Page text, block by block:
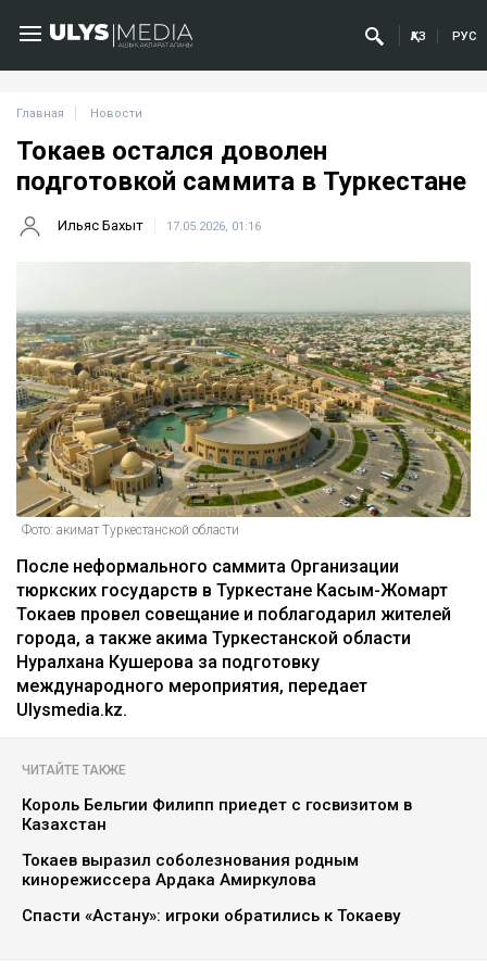
ҚАЗ РУС
Главная Новости
Токаев остался доволен
подготовкой саммита в Туркестане
Ильяс Бахыт 17.05.2026, 01:16
Фото: акимат Туркестанской области
После неформального саммита Организации
тюркских государств в Туркестане Касым-Жомарт
Токаев провел совещание и поблагодарил жителей
города, а также акима Туркестанской области
Нуралхана Кушерова за подготовку
международного мероприятия, передает
Ulysmedia.kz.
ЧИТАЙТЕ ТАКЖЕ
Король Бельгии Филипп приедет с госвизитом в
Казахстан
Токаев выразил соболезнования родным
кинорежиссера Ардака Амиркулова
Спасти «Астану»: игроки обратились к Токаеву